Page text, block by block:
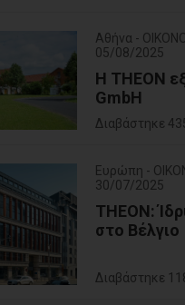
Αθήνα -
05/08/2025
Η THEON
GmbH
Διαβάστηκε
Ευρώπη -
30/07/2025
THEON:
στο Βέλγιο
Διαβάστηκε